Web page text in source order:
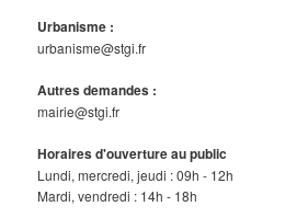
Urbanisme :
urbanisme@stgi.fr
Autres demandes :
mairie@stgi.fr
Horaires d'ouverture au public
Lundi, mercredi, jeudi : 09h - 12h
Mardi, vendredi : 14h - 18h